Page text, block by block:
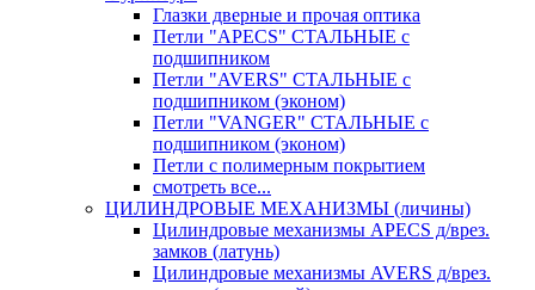
Глазки дверные и прочая оптика
Петли "APECS" СТАЛЬНЫЕ с
подшипником
Петли "AVERS" СТАЛЬНЫЕ с
подшипником (эконом)
Петли "VANGER" СТАЛЬНЫЕ с
подшипником (эконом)
Петли с полимерным покрытием
смотреть все...
ЦИЛИНДРОВЫЕ МЕХАНИЗМЫ (личины)
Цилиндровые механизмы APECS д/врез.
замков (латунь)
Цилиндровые механизмы AVERS д/врез.